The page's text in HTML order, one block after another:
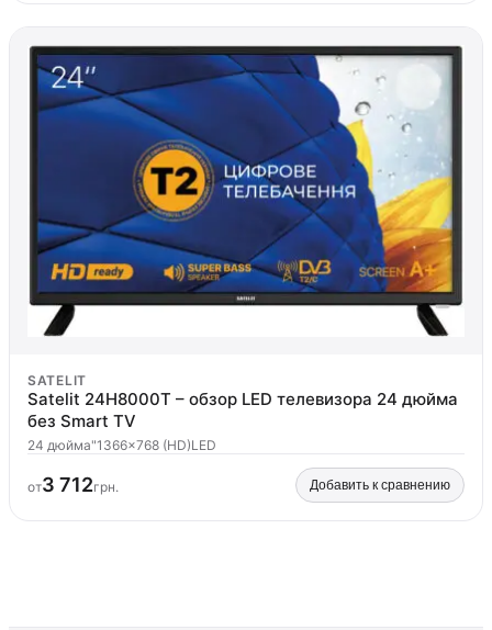
SATELIT
Satelit 24H8000T – обзор LED телевизора 24 дюйма
без Smart TV
24 дюйма"1366x768 (HD)LED
от3 712грн. Добавить к сравнению